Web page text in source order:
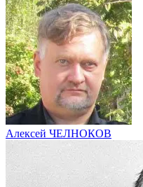
Алексей ЧЕЛНОКОВ